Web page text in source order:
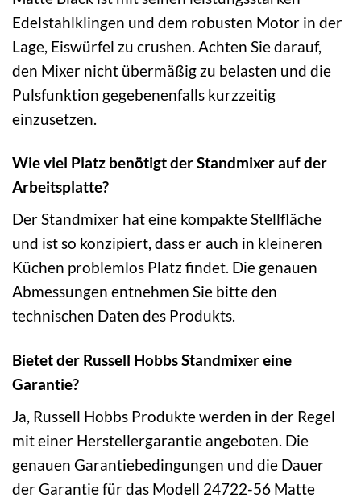
Edelstahlklingen und dem robusten Motor in der
Lage, Eiswürfel zu crushen. Achten Sie darauf,
den Mixer nicht übermäßig zu belasten und die
Pulsfunktion gegebenenfalls kurzzeitig
einzusetzen.
Wie viel Platz benötigt der Standmixer auf der
Arbeitsplatte?
Der Standmixer hat eine kompakte Stellfläche
und ist so konzipiert, dass er auch in kleineren
Küchen problemlos Platz findet. Die genauen
Abmessungen entnehmen Sie bitte den
technischen Daten des Produkts.
Bietet der Russell Hobbs Standmixer eine
Garantie?
Ja, Russell Hobbs Produkte werden in der Regel
mit einer Herstellergarantie angeboten. Die
genauen Garantiebedingungen und die Dauer
der Garantie für das Modell 24722-56 Matte